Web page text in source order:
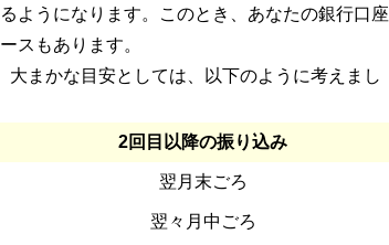
ようになります。このとき、あなたの銀行口座
スもあります。
まかな目安としては、以下のように考えまし
2回目以降の振り込み
翌月末ごろ
翌々月中ごろ